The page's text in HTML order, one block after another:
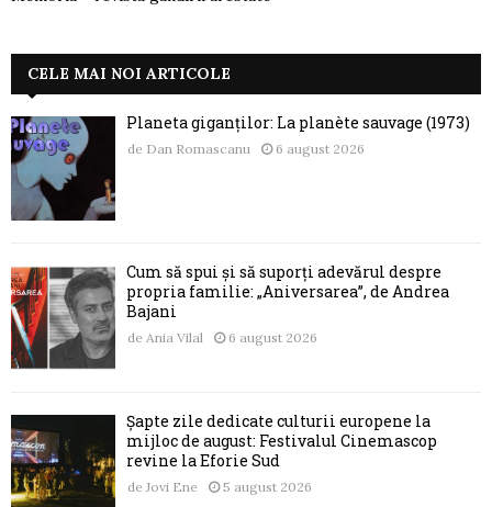
CELE MAI NOI ARTICOLE
Planeta giganților: La planète sauvage (1973)
de Dan Romascanu 6 august 2026
Cum să spui și să suporți adevărul despre
propria familie: „Aniversarea”, de Andrea
Bajani
de Ania Vilal 6 august 2026
Șapte zile dedicate culturii europene la
mijloc de august: Festivalul Cinemascop
revine la Eforie Sud
de Jovi Ene 5 august 2026